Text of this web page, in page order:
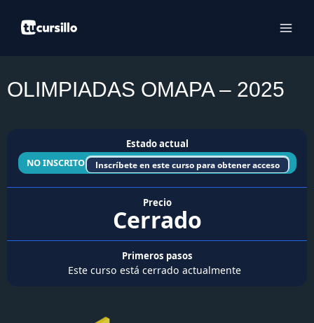
OLIMPIADAS OMAPA – 2025
Estado actual
NO INSCRITO
Inscríbete en este curso para obtener acceso
Precio
Cerrado
Primeros pasos
Este curso está cerrado actualmente